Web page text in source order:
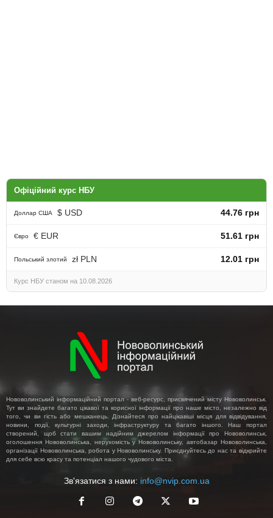
Офіційний курс НБУ
Доллар США $ USD 44.76 грн
Євро € EUR 51.61 грн
Польський злотий zł PLN 12.01 грн
Курс НБУ станом на 10.08.2026
Нововолинський інформаційний портал - веб-ресурс, присвячений місту Нововолинськ.
Тут ви знайдете багато цікавої та корисної інформації про наше місто, незалежно від
того, чи ви гість або мешканець. Дізнайтеся про найцікавіші місця для відвідування,
новини, події, культурні заходи, інфраструктуру та багато іншого. Наш портал
створений, щоб стати вашим надійним джерелом інформації про Нововолинськ,
оголошення Нововолинська, нерухомість у Нововолинську, автобазар Нововолинська,
організації Нововолинська, робота у Нововолинську. Приєднуйтесь до нас та відкрийте
для себе всю красу та потенціал нашого чудового міста.
Зв'язатися з нами: info@nvip.com.ua